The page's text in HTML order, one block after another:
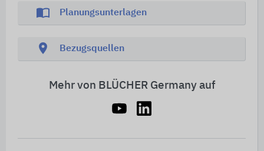
import_contacts Planungsunterlagen
location_on Bezugsquellen
Mehr von BLÜCHER Germany auf